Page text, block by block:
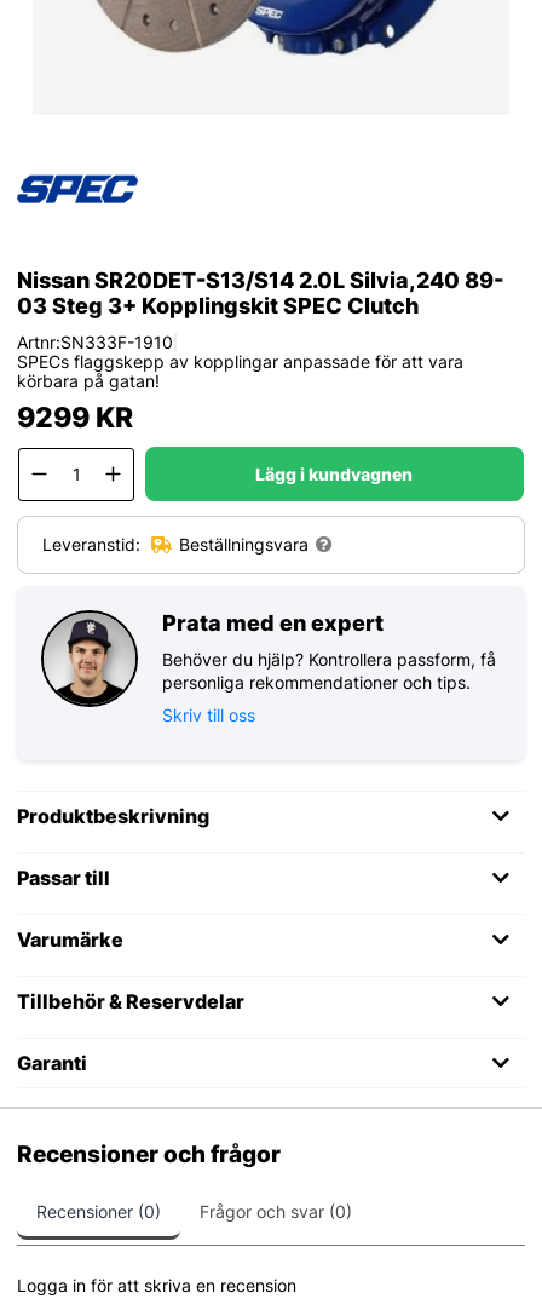
Nissan SR20DET-S13/S14 2.0L Silvia,240 89-
03 Steg 3+ Kopplingskit SPEC Clutch
Artnr:SN333F-1910
SPECs flaggskepp av kopplingar anpassade för att vara
körbara på gatan!
9299KR
Lägg i kundvagnen
Leveranstid: Beställningsvara
Prata med en expert
Behöver du hjälp? Kontrollera passform, få
personliga rekommendationer och tips.
Skriv till oss
Produktbeskrivning
Passar till
Varumärke
Tillbehör & Reservdelar
Garanti
Recensioner och frågor
Recensioner (0) Frågor och svar (0)
Logga in för att skriva en recension